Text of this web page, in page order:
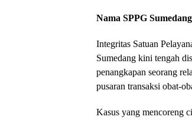
Nama SPPG
Integritas Satuan
Sumedang kini tengah
penangkapan seorang
pusaran transaksi obat-
​Kasus yang mencoreng